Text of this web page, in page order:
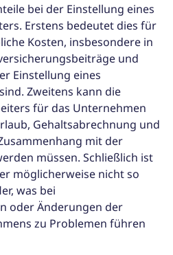
bei der Einstellung eines
Erstens bedeutet dies für
Kosten, insbesondere in
und
Einstellung eines
Zweitens kann die
für das Unternehmen
Gehaltsabrechnung und
mit der
müssen. Schließlich ist
möglicherweise nicht so
was bei
oder Änderungen der
zu Problemen führen